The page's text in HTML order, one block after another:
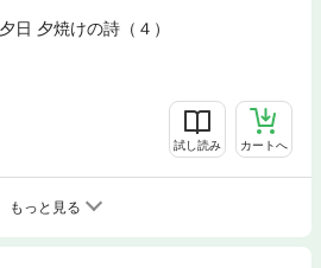
日 夕焼けの詩（４）
試し読み カートへ
もっと見る